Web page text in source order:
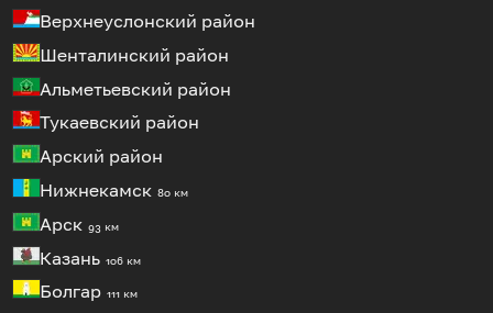
Верхнеуслонский район
Шенталинский район
Альметьевский район
Тукаевский район
Арский район
Нижнекамск 80 км
Арск 93 км
Казань 106 км
Болгар 111 км